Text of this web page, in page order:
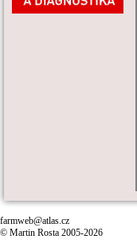
farmweb@atlas.cz
© Martin Rosta 2005-2026